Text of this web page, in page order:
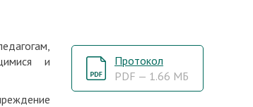
и
Протокол
PDF — 1.66 МБ